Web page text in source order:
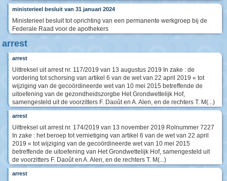
ministerieel besluit van 31 januari 2024
Ministerieel besluit tot oprichting van een permanente werkgroep bij de
Federale Raad voor de apothekers
arrest
arrest
Uittreksel uit arrest nr. 117/2019 van 13 augustus 2019 In zake : de
vordering tot schorsing van artikel 6 van de wet van 22 april 2019 « tot
wijziging van de gecoördineerde wet van 10 mei 2015 betreffende de
uitoefening van de gezondheidszorgbe Het Grondwettelijk Hof,
samengesteld uit de voorzitters F. Daoût en A. Alen, en de rechters T. M(...)
arrest
Uittreksel uit arrest nr. 174/2019 van 13 november 2019 Rolnummer 7227
In zake : het beroep tot vernietiging van artikel 6 van de wet van 22 april
2019 « tot wijziging van de gecoördineerde wet van 10 mei 2015
betreffende de uitoefening van Het Grondwettelijk Hof, samengesteld uit
de voorzitters F. Daoût en A. Alen, en de rechters T. M(...)
arrest